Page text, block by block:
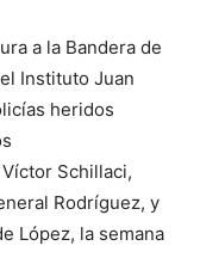
a la Bandera de
Instituto Juan
heridos
Schillaci,
Rodríguez, y
López, la semana